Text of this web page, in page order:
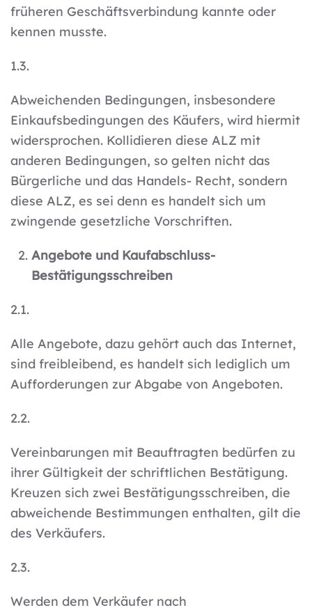
früheren Geschäftsverbindung kannte oder
kennen musste.
1.3.
Abweichenden Bedingungen, insbesondere
Einkaufsbedingungen des Käufers, wird hiermit
widersprochen. Kollidieren diese ALZ mit
anderen Bedingungen, so gelten nicht das
Bürgerliche und das Handels- Recht, sondern
diese ALZ, es sei denn es handelt sich um
zwingende gesetzliche Vorschriften.
Angebote und Kaufabschluss-
Bestätigungsschreiben
2.1.
Alle Angebote, dazu gehört auch das Internet,
sind freibleibend, es handelt sich lediglich um
Aufforderungen zur Abgabe von Angeboten.
2.2.
Vereinbarungen mit Beauftragten bedürfen zu
ihrer Gültigkeit der schriftlichen Bestätigung.
Kreuzen sich zwei Bestätigungsschreiben, die
abweichende Bestimmungen enthalten, gilt die
des Verkäufers.
2.3.
Werden dem Verkäufer nach